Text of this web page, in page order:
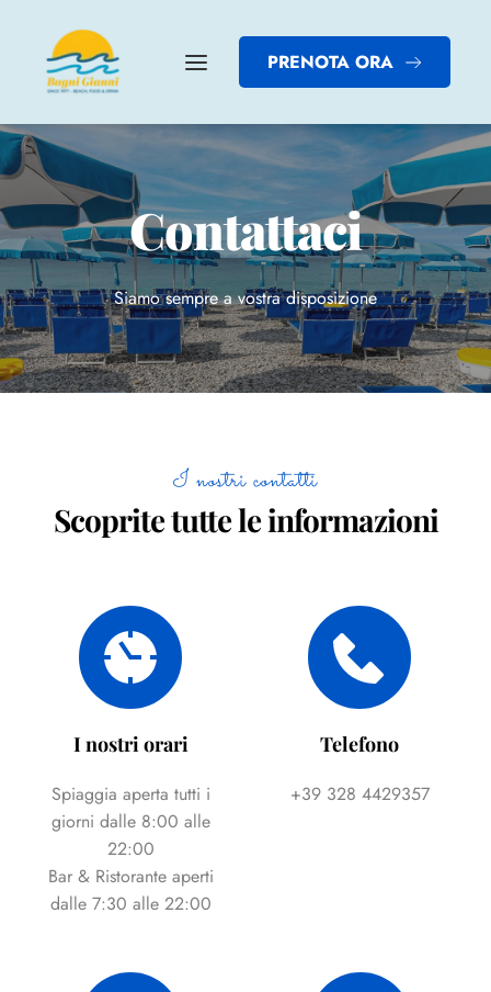
PRENOTA ORA
Contattaci
Siamo sempre a vostra disposizione
I nostri contatti
Scoprite tutte le informazioni
I nostri orari
Spiaggia aperta tutti i
giorni dalle 8:00 alle
22:00
Bar & Ristorante aperti
dalle 7:30 alle 22:00
Telefono
+39 328 4429357